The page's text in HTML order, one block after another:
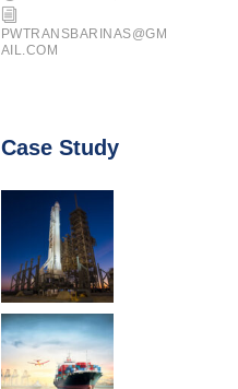
PWTRANSBARINAS@GM
AIL.COM
Case Study